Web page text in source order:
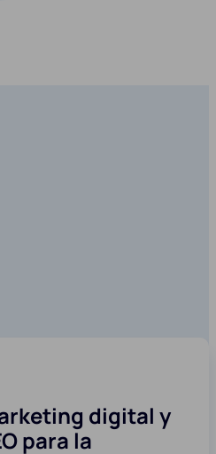
digital y
para la